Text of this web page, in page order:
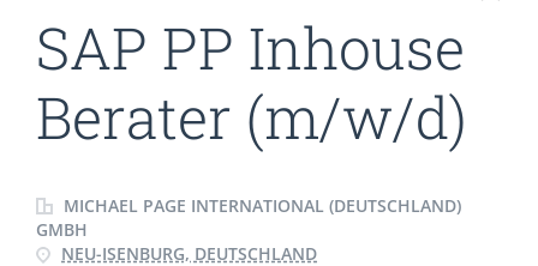
SAP PP Inhouse
Berater (m/w/d)
MICHAEL PAGE INTERNATIONAL (DEUTSCHLAND)
GMBH
NEU-ISENBURG, DEUTSCHLAND